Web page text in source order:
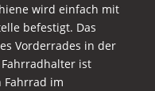
wird einfach mit
befestigt. Das
Vorderrades in der
ist
Fahrrad im